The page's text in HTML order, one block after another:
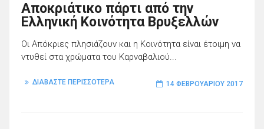
Αποκριάτικο πάρτι από την
Ελληνική Κοινότητα Βρυξελλών
Οι Απόκριες πλησιάζουν και η Κοινότητα είναι έτοιμη να
ντυθεί στα χρώματα του Καρναβαλιού...
ΔΙΑΒΑΣΤΕ ΠΕΡΙΣΣΟΤΕΡΑ 14 ΦΕΒΡΟΥΑΡΊΟΥ 2017